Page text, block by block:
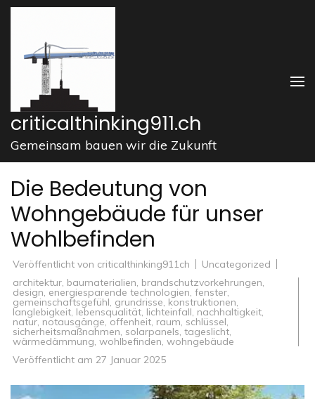
Zum
springen
drücken)
criticalthinking911.ch
Gemeinsam bauen wir die Zukunft
Die Bedeutung von
Wohngebäude für unser
Wohlbefinden
Veröffentlicht von criticalthinking911ch
Uncategorized
architektur, baumaterialien, brandschutzvorkehrungen,
design, energiesparende technologien, fenster,
gemeinschaftsgefühl, grundrisse, konstruktionen,
langlebigkeit, lebensqualität, lichteinfall, nachhaltigkeit,
natur, notausgänge, offenheit, raum, schlüssel,
sicherheitsmaßnahmen, solarpanels, tageslicht,
wärmedämmung, wohlbefinden, wohngebäude
Veröffentlicht am 27 Januar 2025